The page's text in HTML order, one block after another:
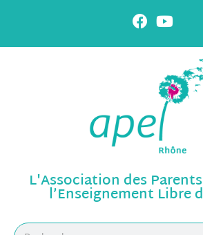
L'Association des
l’Enseignement Libre